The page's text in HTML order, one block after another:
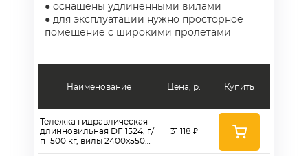
● оснащены удлиненными вилами
● для эксплуатации нужно просторное
помещение с широкими пролетами
Наименование
Тележка гидравлическая
длинновильная DF 1524, г/
п 1500 кг, вилы 2400x550
Цена, р.
31 118 ₽
Купить